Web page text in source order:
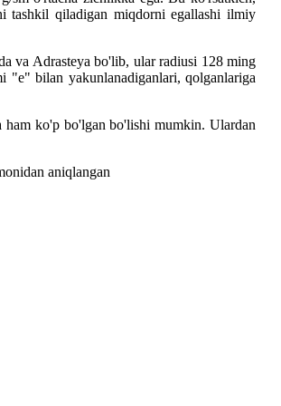
tashkil qiladigan miqdorni egallashi ilmiy
va Adrasteya bo'lib, ular radiusi 128 ming
"e" bilan yakunlanadiganlari, qolganlariga
ko'p bo'lgan bo'lishi mumkin. Ulardan
aniqlangan